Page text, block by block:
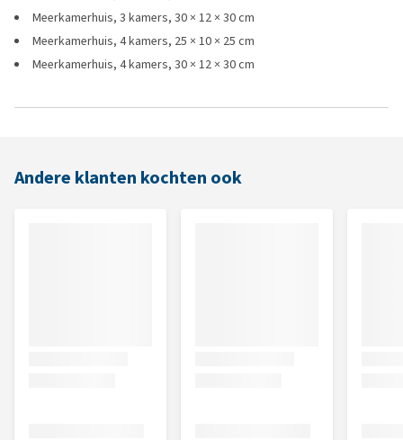
Meerkamerhuis, 3 kamers, 30 × 12 × 30 cm
Meerkamerhuis, 4 kamers, 25 × 10 × 25 cm
Meerkamerhuis, 4 kamers, 30 × 12 × 30 cm
Andere klanten kochten ook